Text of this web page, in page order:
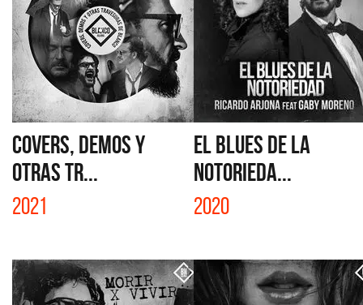
COVERS, DEMOS Y
OTRAS TR...
2021
EL BLUES DE LA
NOTORIEDA...
2020